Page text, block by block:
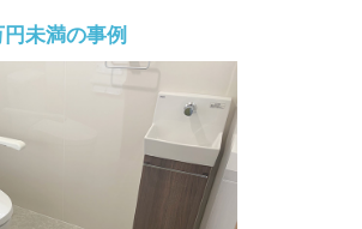
未満の事例